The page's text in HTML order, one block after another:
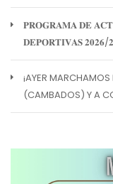
𝐏𝐑𝐎𝐆𝐑𝐀𝐌𝐀 𝐃𝐄
𝐃𝐄𝐏𝐎𝐑𝐓𝐈𝐕𝐀𝐒 𝟐𝟎𝟐𝟔/
¡AYER MARCHAMOS
(CAMBADOS) Y A